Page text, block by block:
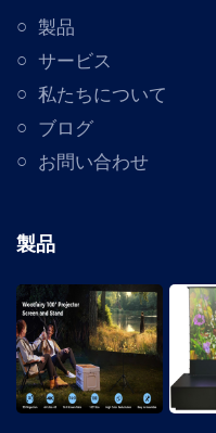
製品
サービス
私たちについて
ブログ
お問い合わせ
製品